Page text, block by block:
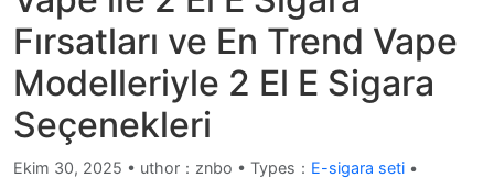
Fırsatları ve En Trend Vape
Modelleriyle 2 El E Sigara
Seçenekleri
Ekim 30, 2025 • uthor：znbo • Types： E-sigara seti •